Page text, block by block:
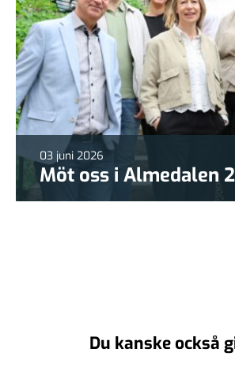
03 juni 2026
Möt oss i Almedalen
Du kanske också